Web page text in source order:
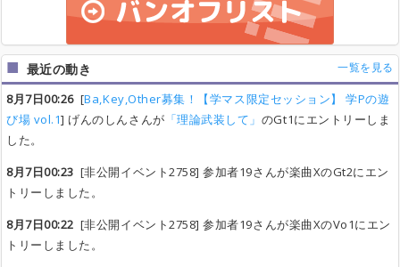
最近の動き 一覧を見る
8月7日00:26[Ba,Key,Other募集！【学マス限定セッション】 学Pの遊
び場 vol.1] げんのしんさんが 「理論武装して」 のGt1にエントリーしま
した。
8月7日00:23 [非公開イベント2758] 参加者19さんが楽曲XのGt2にエン
トリーしました。
8月7日00:22 [非公開イベント2758] 参加者19さんが楽曲XのVo1にエン
トリーしました。